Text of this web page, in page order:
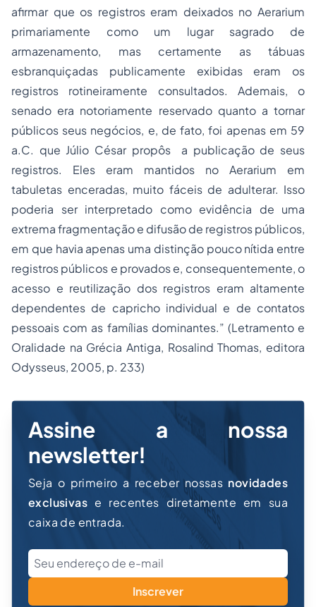
afirmar que os registros eram deixados no Aerarium
primariamente como um lugar sagrado de
armazenamento, mas certamente as tábuas
esbranquiçadas publicamente exibidas eram os
registros rotineiramente consultados. Ademais, o
senado era notoriamente reservado quanto a tornar
públicos seus negócios, e, de fato, foi apenas em 59
a.C. que Júlio César propôs a publicação de seus
registros. Eles eram mantidos no Aerarium em
tabuletas enceradas, muito fáceis de adulterar. Isso
poderia ser interpretado como evidência de uma
extrema fragmentação e difusão de registros públicos,
em que havia apenas uma distinção pouco nítida entre
registros públicos e provados e, consequentemente, o
acesso e reutilização dos registros eram altamente
dependentes de capricho individual e de contatos
pessoais com as famílias dominantes.” (Letramento e
Oralidade na Grécia Antiga, Rosalind Thomas, editora
Odysseus, 2005, p. 233)
Assine a nossa
newsletter!
Seja o primeiro a receber nossas novidades
exclusivas e recentes diretamente em sua
caixa de entrada.
Inscrever